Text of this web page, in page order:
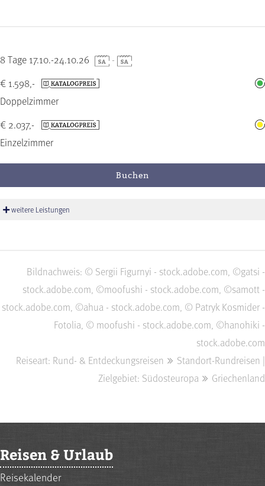
8 Tage 17.10.-24.10.26 -
Doppelzimmer
€ 1.598,-
Einzelzimmer
€ 2.037,-
Buchen
weitere Leistungen
Bildnachweis: © Sergii Figurnyi - stock.adobe.com, ©gatsi -
stock.adobe.com, ©moofushi - stock.adobe.com, ©samott -
stock.adobe.com, ©ahua - stock.adobe.com, © Patryk Kosmider -
Fotolia, © moofushi - stock.adobe.com, ©hanohiki -
stock.adobe.com
Reiseart: Rund- & Entdeckungsreisen
Standort-Rundreisen |
Zielgebiet: Südosteuropa
Griechenland
Reisen & Urlaub
Reisekalender